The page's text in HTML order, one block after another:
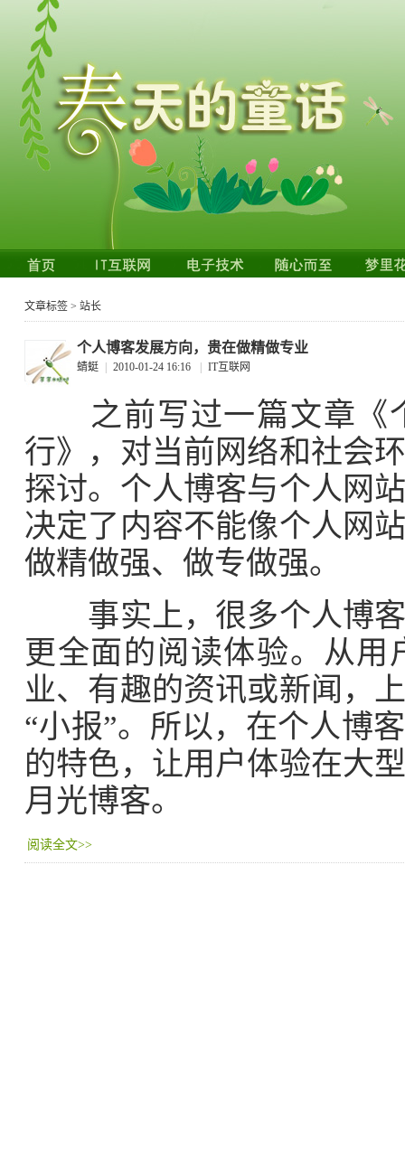
文章标签 > 站长
个人博客发展方向，贵在做精做专业
蜻蜓 2010-01-24 16:16 IT互联网
之前写过一篇文章《
行》，对当前网络和社会
探讨。个人博客与个人网
决定了内容不能像个人网
做精做强、做专做强。
事实上，很多个人博客
更全面的阅读体验。从
业、有趣的资讯或新闻，
“小报”。所以，在个人博
的特色，让用户体验在大
月光博客。
阅读全文>>